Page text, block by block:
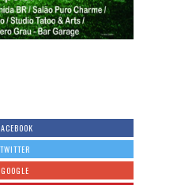
TWITTER
GOOGLE